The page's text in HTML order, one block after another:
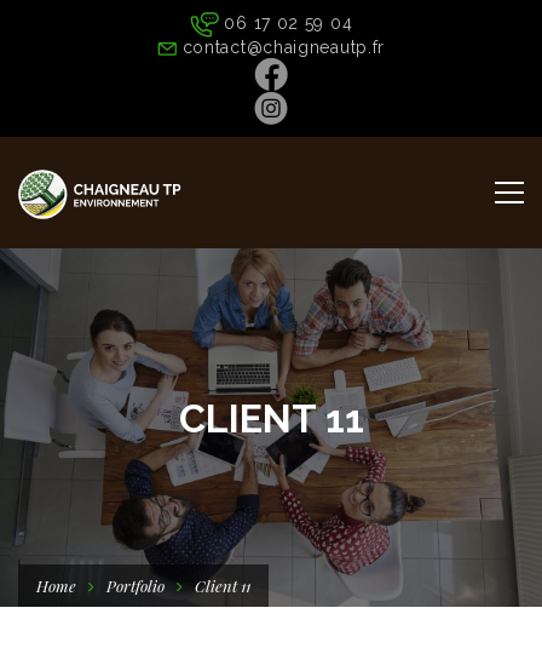
06 17 02 59 04
contact@chaigneautp.fr
CLIENT 11
Home Portfolio Client 11